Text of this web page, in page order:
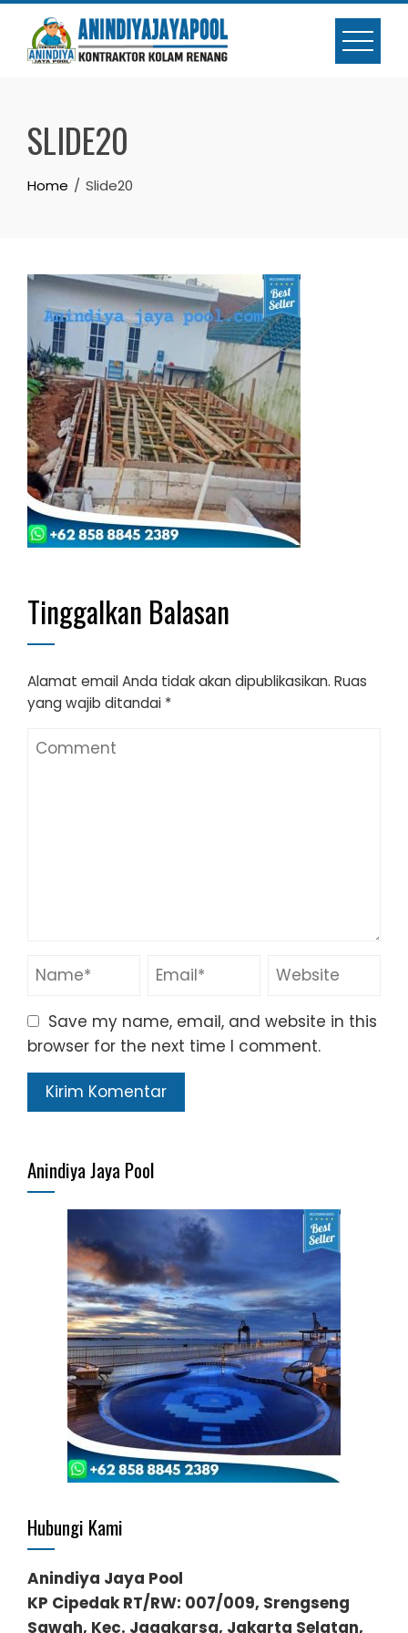
Skip
content
SLIDE20
Home Slide20
Tinggalkan Balasan
Alamat email Anda tidak akan dipublikasikan. Ruas
yang wajib ditandai *
Save my name, email, and website in this
browser for the next time I comment.
Anindiya Jaya Pool
Hubungi Kami
Anindiya Jaya Pool
KP Cipedak RT/RW: 007/009, Srengseng
Sawah, Kec. Jagakarsa, Jakarta Selatan,